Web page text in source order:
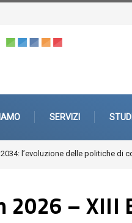
SERVIZI
l’evoluzione delle politiche di
2026 – XIII